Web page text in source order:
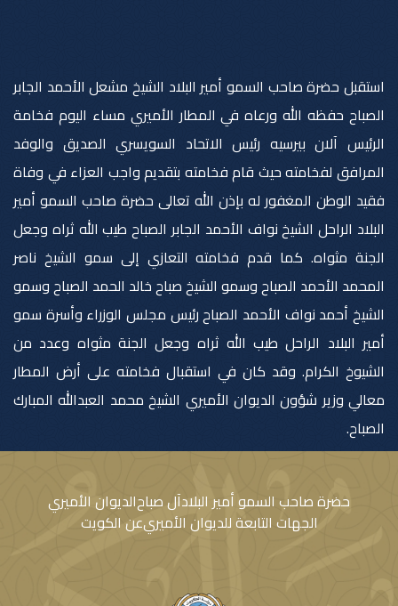
استقبل حضرة صاحب السمو أمير البلاد الشيخ مشعل الأحمد الجابر
الصباح حفظه الله ورعاه في المطار الأميري مساء اليوم فخامة
الرئيس آلان بيرسيه رئيس الاتحاد السويسري الصديق والوفد
المرافق لفخامته حيث قام فخامته بتقديم واجب العزاء في وفاة
فقيد الوطن المغفور له بإذن الله تعالى حضرة صاحب السمو أمير
البلاد الراحل الشيخ نواف الأحمد الجابر الصباح طيب الله ثراه وجعل
الجنة مثواه. كما قدم فخامته التعازي إلى سمو الشيخ ناصر
المحمد الأحمد الصباح وسمو الشيخ صباح خالد الحمد الصباح وسمو
الشيخ أحمد نواف الأحمد الصباح رئيس مجلس الوزراء وأسرة سمو
أمير البلاد الراحل طيب الله ثراه وجعل الجنة مثواه وعدد من
الشيوخ الكرام. وقد كان في استقبال فخامته على أرض المطار
معالي وزير شؤون الديوان الأميري الشيخ محمد العبدالله المبارك
الصباح.
حضرة صاحب السمو أمير البلادآل صباحالديوان الأميري
الجهات التابعة للديوان الأميريعن الكويت